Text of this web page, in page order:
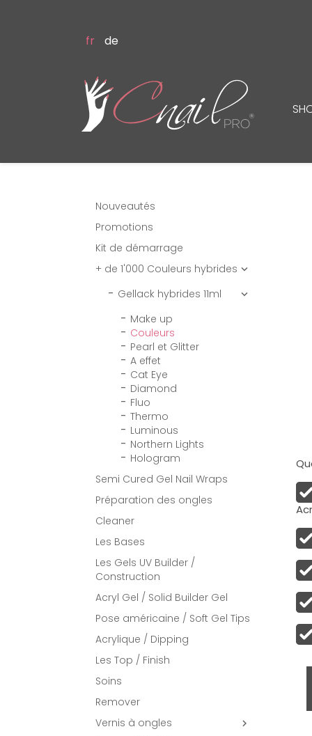
fr de
Nouveautés
Promotions
Kit de démarrage
+ de 1'000 Couleurs hybrides 
Gellack hybrides 11ml 
Make up
Couleurs
Pearl et Glitter
A effet
Cat Eye
Diamond
Fluo
Thermo
Luminous
Northern Lights
Hologram
Semi Cured Gel Nail Wraps
Préparation des ongles
Cleaner
Les Bases
Les Gels UV Builder /
Construction
Acryl Gel / Solid Builder Gel
Pose américaine / Soft Gel Tips
Acrylique / Dipping
Les Top / Finish
Soins
Remover
Vernis à ongles
